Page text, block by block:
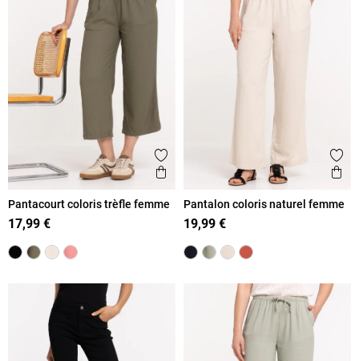
Ajouter aux favoris
Aperçu rapide
Pantacourt coloris trèfle femme
17,99 €
Pantalon coloris naturel femme
19,99 €